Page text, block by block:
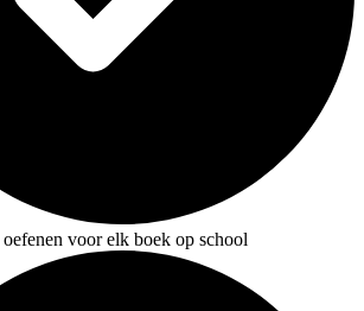
voor elk boek op school